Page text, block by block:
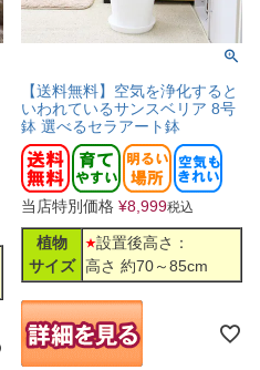
【送料無料】空気を浄化すると
いわれているサンスベリア 8号
鉢 選べるセラアート鉢
当店特別価格 ¥8,999税込
植物
サイズ
設置後高さ：
高さ 約70～85cm